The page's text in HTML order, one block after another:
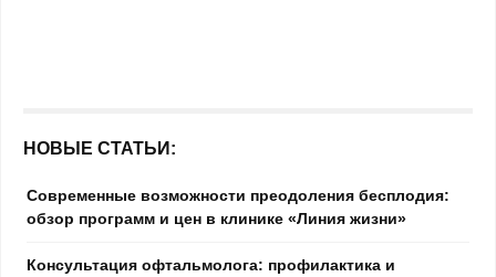
НОВЫЕ СТАТЬИ:
Современные возможности преодоления бесплодия:
обзор программ и цен в клинике «Линия жизни»
Консультация офтальмолога: профилактика и